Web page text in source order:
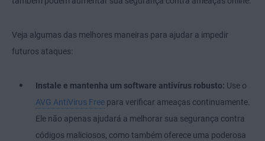
Veja algumas das melhores maneiras para ajudar a impedir
futuros ataques:
Instale e mantenha um software antivírus robusto: Use o
AVG AntiVirus Free para verificar ameaças continuamente.
Ele não apenas ajudará a melhorar sua segurança contra
códigos maliciosos, como também oferece uma poderosa